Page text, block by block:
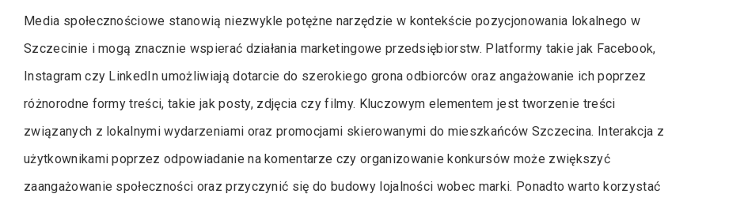
Media społecznościowe stanowią niezwykle potężne narzędzie w kontekście pozycjonowania lokalnego w
Szczecinie i mogą znacznie wspierać działania marketingowe przedsiębiorstw. Platformy takie jak Facebook,
Instagram czy LinkedIn umożliwiają dotarcie do szerokiego grona odbiorców oraz angażowanie ich poprzez
różnorodne formy treści, takie jak posty, zdjęcia czy filmy. Kluczowym elementem jest tworzenie treści
związanych z lokalnymi wydarzeniami oraz promocjami skierowanymi do mieszkańców Szczecina. Interakcja z
użytkownikami poprzez odpowiadanie na komentarze czy organizowanie konkursów może zwiększyć
zaangażowanie społeczności oraz przyczynić się do budowy lojalności wobec marki. Ponadto warto korzystać